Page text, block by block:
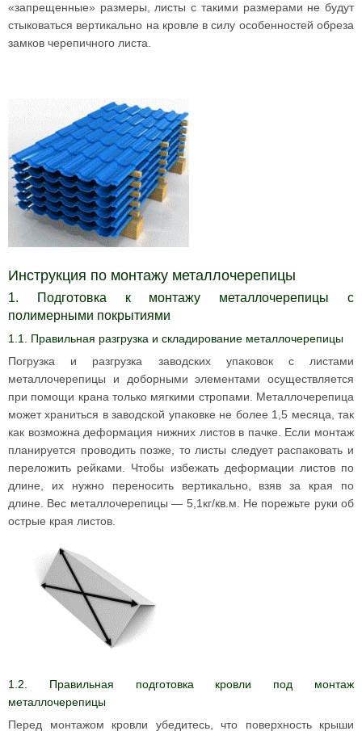
«запрещенные» размеры, листы с такими размерами не будут
стыковаться вертикально на кровле в силу особенностей обреза
замков черепичного листа.
Инструкция по монтажу металлочерепицы
1. Подготовка к монтажу металлочерепицы с
полимерными покрытиями
1.1. Правильная разгрузка и складирование металлочерепицы
Погрузка и разгрузка заводских упаковок с листами
металлочерепицы и доборными элементами осуществляется
при помощи крана только мягкими стропами. Металлочерепица
может храниться в заводской упаковке не более 1,5 месяца, так
как возможна деформация нижних листов в пачке. Если монтаж
планируется проводить позже, то листы следует распаковать и
переложить рейками. Чтобы избежать деформации листов по
длине, их нужно переносить вертикально, взяв за края по
длине. Вес металлочерепицы — 5,1кг/кв.м. Не порежьте руки об
острые края листов.
1.2. Правильная подготовка кровли под монтаж
металлочерепицы
Перед монтажом кровли убедитесь, что поверхность крыши